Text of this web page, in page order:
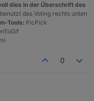
dies in der Überschrift des
das Voting rechts unten
Tools: PicPick
0